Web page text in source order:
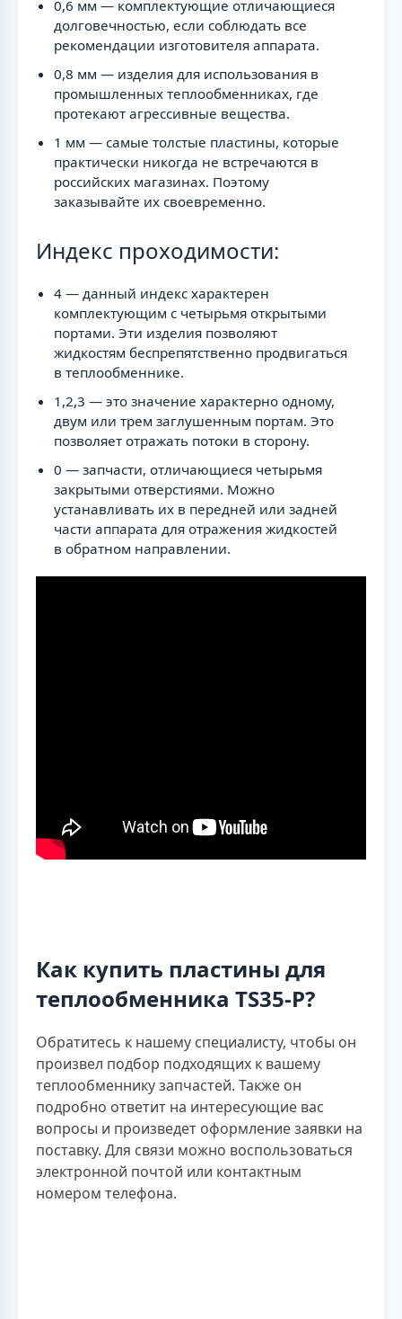
0,6 мм — комплектующие отличающиеся
долговечностью, если соблюдать все
рекомендации изготовителя аппарата.
0,8 мм — изделия для использования в
промышленных теплообменниках, где
протекают агрессивные вещества.
1 мм — самые толстые пластины, которые
практически никогда не встречаются в
российских магазинах. Поэтому
заказывайте их своевременно.
Индекс проходимости:
4 — данный индекс характерен
комплектующим с четырьмя открытыми
портами. Эти изделия позволяют
жидкостям беспрепятственно продвигаться
в теплообменнике.
1,2,3 — это значение характерно одному,
двум или трем заглушенным портам. Это
позволяет отражать потоки в сторону.
0 — запчасти, отличающиеся четырьмя
закрытыми отверстиями. Можно
устанавливать их в передней или задней
части аппарата для отражения жидкостей
в обратном направлении.
Как купить пластины для
теплообменника TS35-P?
Обратитесь к нашему специалисту, чтобы он
произвел подбор подходящих к вашему
теплообменнику запчастей. Также он
подробно ответит на интересующие вас
вопросы и произведет оформление заявки на
поставку. Для связи можно воспользоваться
электронной почтой или контактным
номером телефона.